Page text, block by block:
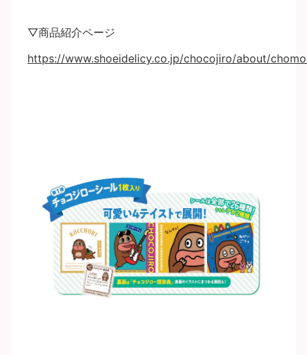
▽商品紹介ページ
https://www.shoeidelicy.co.jp/chocojiro/about/